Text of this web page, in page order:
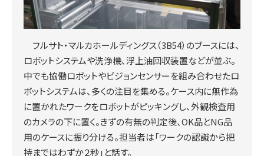
フルサト・マルカホールディングス（3B54）のブースには、
ロボットシステムや洗浄機、浮上油回収装置などが並ぶ。
中でも協働ロボットやビジョンセンサーを組み合わせたロ
ボットシステムは、多くの注目を集める。ケース内に無作為
に置かれたワークをロボットがピッキングし、外観検査用
のカメラの下に置く。きずの有無の判定後、OK品とNG品
用のケースに振り分ける。担当者は「ワークの認識から把
持まではわずか２秒」と話す。